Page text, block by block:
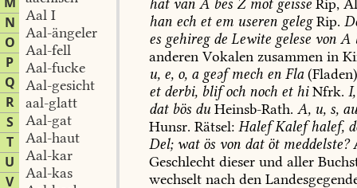
N
O
P
Q
R
S
T
U
V
Aal I
Aal-ängeler
Aal-fell
Aal-fucke
Aal-gesicht
aal-glatt
Aal-gat
Aal-haut
Aal-kar
Aal-kas
hätvan A bes Zmötgeisse Rip,
han ech etem useren gelegRip.
es gehiregde Lewite gelese von A
anderen Vokalen zusammen in
u, e, o, ageəfmech en Fla
etderbi, blifoch noch ethiNfrk. I,
datbös du Heinsb-Rath. A, u, s,
Hunsr. Rätsel: HalefKalefhalef,
Del;watös von datötmeddelste?
Geschlecht dieser und aller
wechselt nach den